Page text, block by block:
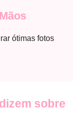
ótimas fotos
dizem sobre